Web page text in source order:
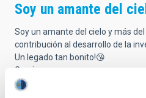
Soy un amante del
Soy un amante del cielo y más
contribución al desarrollo de la
Un legado tan bonito!😘
Gracias.